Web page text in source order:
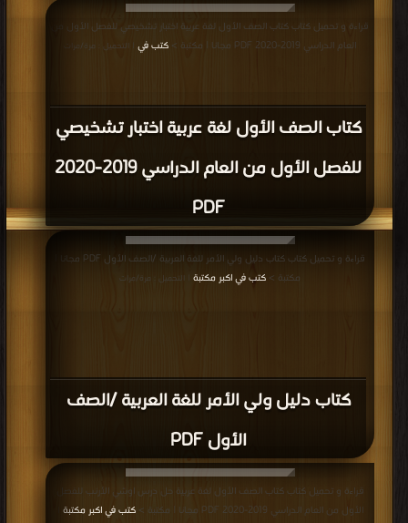
كتاب الصف الأول لغة عربية اختبار تشخيصي
للفصل الأول من العام الدراسي 2019-2020
PDF
قراءة و تحميل كتاب كتاب الصف الأول لغة عربية اختبار تشخيصي للفصل الأول من
العام الدراسي 2019-2020 PDF مجانا | مكتبة >
كتب في | التحميل : مرة/مرات
كتاب دليل ولي الأمر للغة العربية /الصف
الأول PDF
قراءة و تحميل كتاب كتاب دليل ولي الأمر للغة العربية /الصف الأول PDF مجانا |
مكتبة > كتب في اكبر مكتبة | التحميل : مرة/مرات
قراءة و تحميل كتاب كتاب الصف الأول لغة عربية حل درس اوشي الأرنب للفصل
الأول من العام الدراسي 2019-2020 PDF مجانا | مكتبة >
كتب في اكبر مكتبة